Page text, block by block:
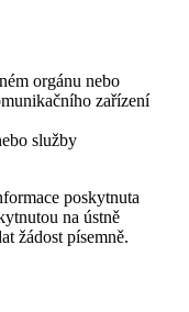
orgánu nebo
zařízení
služby
poskytnuta
na ústně
žádost písemně.